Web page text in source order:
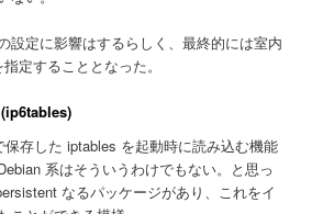
設定に影響はするらしく、最終的には室内
定することとなった。
保存した iptables を起動時に読み込む機能
系はそういうわけでもない。と思っ
なるパッケージがあり、これをイ